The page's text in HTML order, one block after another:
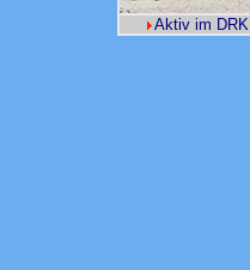
Aktiv im DRK